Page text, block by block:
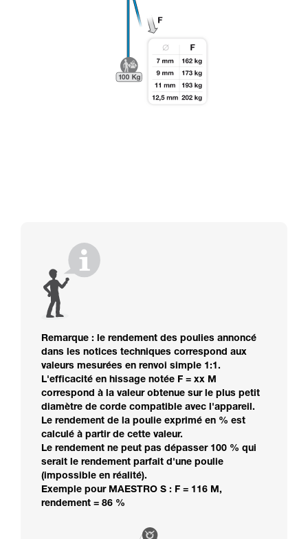
Remarque : le rendement des poulies annoncé
dans les notices techniques correspond aux
valeurs mesurées en renvoi simple 1:1.
L'efficacité en hissage notée F = xx M
correspond à la valeur obtenue sur le plus petit
diamètre de corde compatible avec l'appareil.
Le rendement de la poulie exprimé en % est
calculé à partir de cette valeur.
Le rendement ne peut pas dépasser 100 % qui
serait le rendement parfait d'une poulie
(impossible en réalité).
Exemple pour MAESTRO S : F = 116 M,
rendement = 86 %